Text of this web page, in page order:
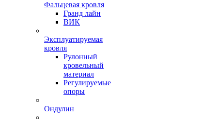
Фальцевая кровля
Гранд лайн
ВИК
Эксплуатируемая
кровля
Рулонный
кровельный
материал
Регулируемые
опоры
Ондулин